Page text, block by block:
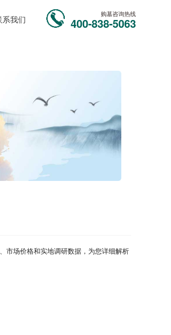
系我们
购墓咨询热线
400-838-5063
市场价格和实地调研数据，为您详细解析